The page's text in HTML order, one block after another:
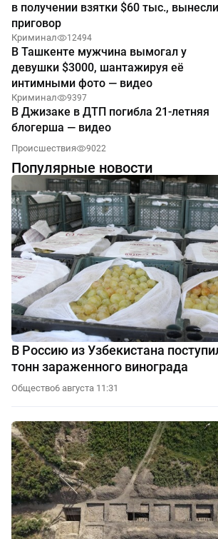
в получении взятки $60 тыс., вынесли
приговор
Криминал 12494
В Ташкенте мужчина вымогал у
девушки $3000, шантажируя её
интимными фото — видео
Криминал 9397
В Джизаке в ДТП погибла 21-летняя
блогерша — видео
Происшествия 9022
Популярные новости
В Россию из Узбекистана
тонн зараженного винограда
Общество6 августа 11:31